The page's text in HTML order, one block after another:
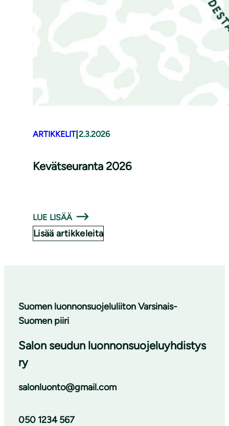
ARTIKKELIT| 2.3.2026
Kevätseuranta 2026
LUE LISÄÄ
Lisää artikkeleita
Suomen luonnonsuojeluliiton Varsinais-
Suomen piiri
Salon seudun luonnonsuojeluyhdistys
ry
salonluonto@gmail.com
050 1234 567